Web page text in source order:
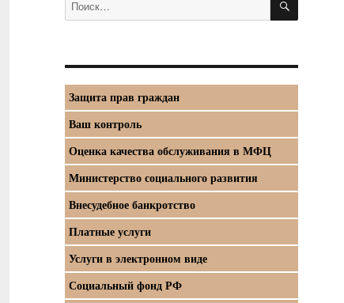
Защита прав граждан
Ваш контроль
Оценка качества обслуживания в МФЦ
Министерство социального развития
Внесудебное банкротство
Платные услуги
Услуги в электронном виде
Социальный фонд РФ